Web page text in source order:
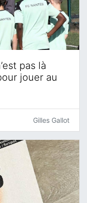
pas là
jouer au
Gilles Gallot